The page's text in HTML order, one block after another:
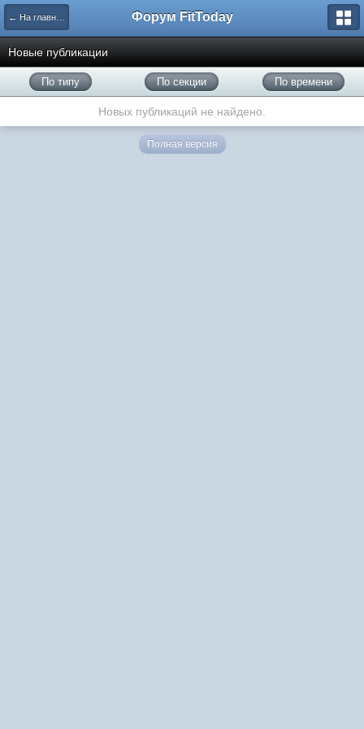
← На главную Форум FitToday
Новые публикации
По типу По секции По времени
Новых публикаций не найдено.
Полная версия